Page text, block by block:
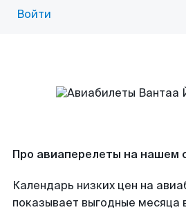
Войти
Про авиаперелеты на нашем
Календарь низких цен на
показывает выгодные месяца